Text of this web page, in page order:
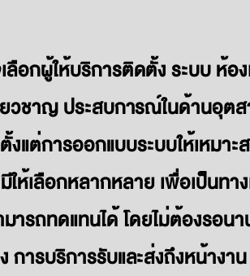
ลือกผู้ให้บริการติดตั้ง ระบบ ห้อง
ชาญ ประสบการณ์ในด้านอุตส
งแต่การออกแบบระบบให้เหมา
ห้เลือกหลากหลาย เพื่อเป็นทา
รถทดแทนได้ โดยไม่ต้องรอนา
การบริการรับและส่งถึงหน้าง